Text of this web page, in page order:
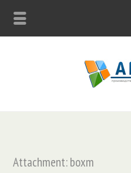
Attachment: boxm